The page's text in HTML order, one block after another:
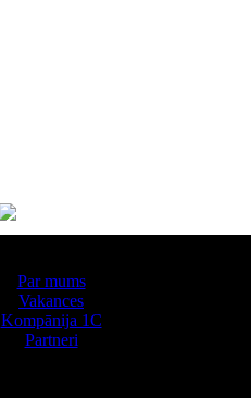
Par mums
Vakances
Kompānija 1С
Partneri